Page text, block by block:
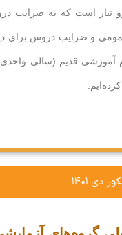
نیاز است که به ضرایب
و ضرایب دروس برای
۳-۶) و دیپلم نظام آموزشی قدیم (سالی
دی ۱۴۰۱